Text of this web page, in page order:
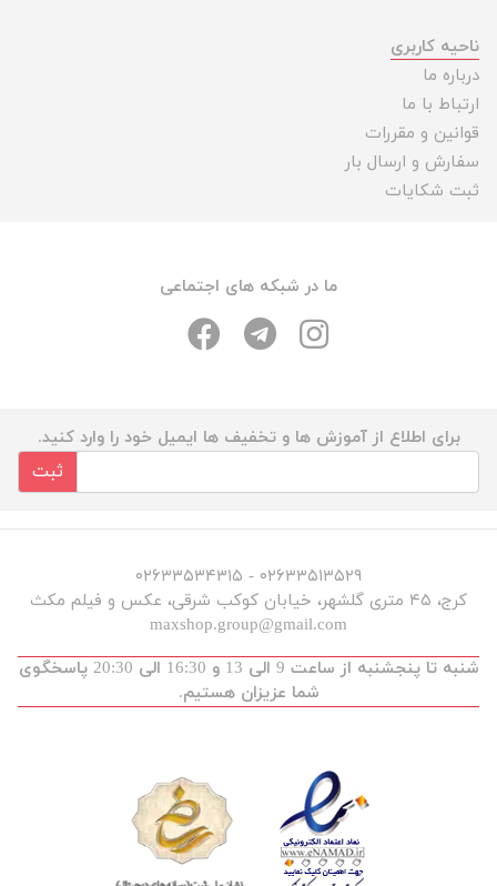
ناحیه کاربری
درباره ما
ارتباط با ما
قوانین و مقررات
سفارش و ارسال بار
ثبت شکایات
ما در شبکه های اجتماعی
برای اطلاع از آموزش ها و تخفیف ها ایمیل خود را وارد کنید.
ثبت
۰۲۶۳۳۵۱۳۵۲۹ - ۰۲۶۳۳۵۳۴۳۱۵
کرج، ۴۵ متری گلشهر، خیابان کوکب شرقی، عکس و فیلم مکث
maxshop.group@gmail.com
شنبه تا پنجشنبه از ساعت 9 الی 13 و 16:30 الی 20:30 پاسخگوی
شما عزیزان هستیم.